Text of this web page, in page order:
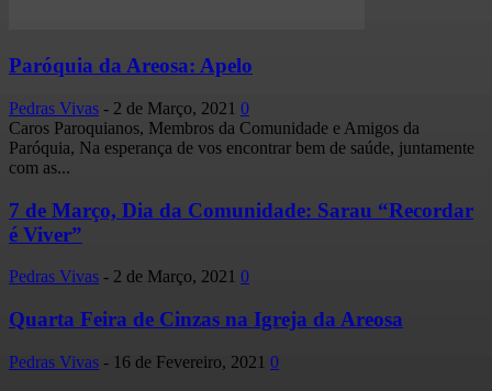
Paróquia da Areosa: Apelo
Pedras Vivas - 2 de Março, 2021 0
Caros Paroquianos, Membros da Comunidade e Amigos da
Paróquia, Na esperança de vos encontrar bem de saúde, juntamente
com as...
7 de Março, Dia da Comunidade: Sarau “Recordar
é Viver”
Pedras Vivas - 2 de Março, 2021 0
Quarta Feira de Cinzas na Igreja da Areosa
Pedras Vivas - 16 de Fevereiro, 2021 0